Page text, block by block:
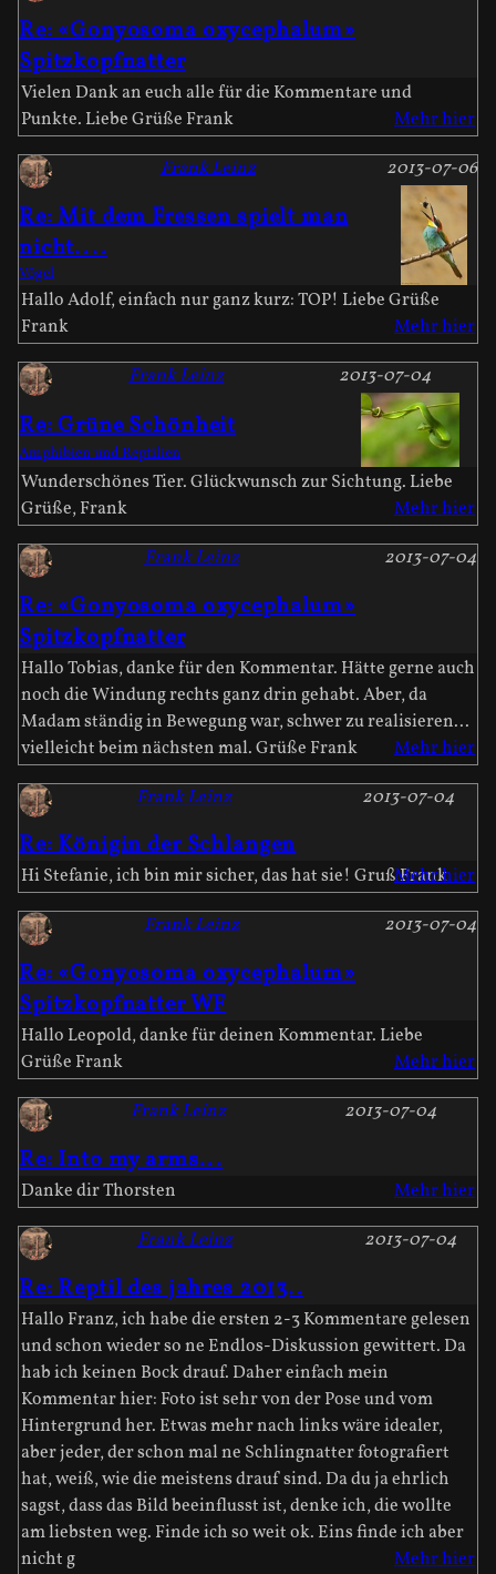
Re: «Gonyosoma oxycephalum»
Spitzkopfnatter
Vielen Dank an euch alle für die Kommentare und
Punkte. Liebe Grüße Frank
Mehr hier
Re: Mit dem Fressen spielt man
nicht....
2013-07-06
Frank Leinz
Vögel
Hallo Adolf, einfach nur ganz kurz: TOP! Liebe Grüße
Frank
Mehr hier
Re: Grüne Schönheit
2013-07-04
Frank Leinz
Amphibien und Reptilien
Wunderschönes Tier. Glückwunsch zur Sichtung. Liebe
Grüße, Frank
Mehr hier
Re: «Gonyosoma oxycephalum»
Spitzkopfnatter
2013-07-04
Frank Leinz
Hallo Tobias, danke für den Kommentar. Hätte gerne auch
noch die Windung rechts ganz drin gehabt. Aber, da
Madam ständig in Bewegung war, schwer zu realisieren...
vielleicht beim nächsten mal. Grüße Frank
Mehr hier
Re: Königin der Schlangen
2013-07-04
Frank Leinz
Hi Stefanie, ich bin mir sicher, das hat sie! Gruß Frank
Mehr hier
Re: «Gonyosoma oxycephalum»
Spitzkopfnatter WF
2013-07-04
Frank Leinz
Hallo Leopold, danke für deinen Kommentar. Liebe
Grüße Frank
Mehr hier
Re: Into my arms...
2013-07-04
Frank Leinz
Danke dir Thorsten Mehr hier
Re: Reptil des jahres 2013..
2013-07-04
Frank Leinz
Hallo Franz, ich habe die ersten 2-3 Kommentare gelesen
und schon wieder so ne Endlos-Diskussion gewittert. Da
hab ich keinen Bock drauf. Daher einfach mein
Kommentar hier: Foto ist sehr von der Pose und vom
Hintergrund her. Etwas mehr nach links wäre idealer,
aber jeder, der schon mal ne Schlingnatter fotografiert
hat, weiß, wie die meistens drauf sind. Da du ja ehrlich
sagst, dass das Bild beeinflusst ist, denke ich, die wollte
am liebsten weg. Finde ich so weit ok. Eins finde ich aber
nicht g
Mehr hier